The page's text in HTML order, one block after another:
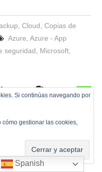
Cloud Copias de
Azure Azure - App
seguridad Microsoft
1
backups
Spanish
Si continúas navegando por
cómo gestionar las cookies,